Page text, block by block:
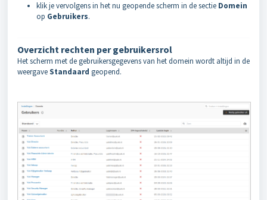
klik je vervolgens in het nu geopende scherm in de sectie Domein
op Gebruikers.
Overzicht rechten per gebruikersrol
Het scherm met de gebruikersgegevens van het domein wordt altijd in de
weergaveStandaard geopend.